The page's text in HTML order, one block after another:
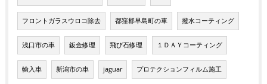
フロントガラスウロコ除去 都窪郡早島町の車 撥水コーティング
浅口市の車 鈑金修理 飛び石修理 １ＤＡＹコーティング
輸入車 新潟市の車 jaguar プロテクションフィルム施工